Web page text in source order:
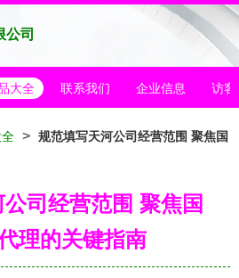
公司
大全 联系我们 企业信息 访客
> 规范填写天河公司经营范围 聚焦国
司经营范围 聚焦国
理的关键指南